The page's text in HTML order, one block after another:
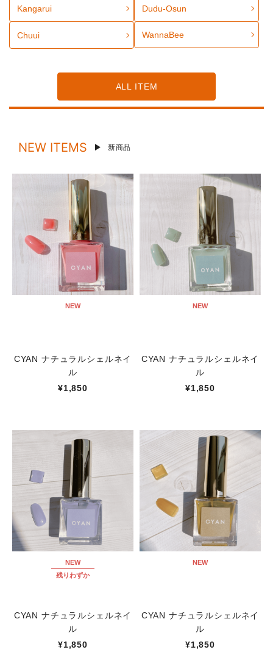
Kangarui Dudu-Osun
Chuui WannaBee
ALL ITEM
NEW ITEMS 新商品
NEW
CYAN ナチュラルシェルネイ
ル
¥1,850
NEW
CYAN ナチュラルシェルネイ
ル
¥1,850
NEW
残りわずか
CYAN ナチュラルシェルネイ
ル
¥1,850
NEW
CYAN ナチュラルシェルネイ
ル
¥1,850